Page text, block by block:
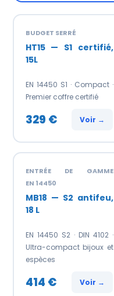
BUDGET SERRÉ
HT15 — S1 certifié,
15L
EN 14450 S1 · Compact ·
Premier coffre certifié
329 € Voir →
ENTRÉE DE GAMME
EN 14450
MB18 — S2 antifeu,
18 L
EN 14450 S2 · DIN 4102 ·
Ultra-compact bijoux et
espèces
414 € Voir →